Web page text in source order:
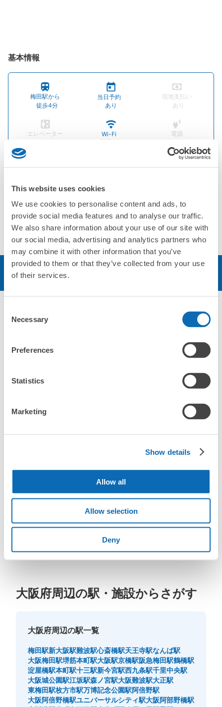
This website uses cookies
We use cookies to personalise content and ads, to
provide social media features and to analyse our traffic.
We also share information about your use of our site with
our social media, advertising and analytics partners who
may combine it with other information that you’ve
provided to them or that they’ve collected from your use
of their services.
Selection
Necessary
Preferences
Statistics
Marketing
Show details
Allow all
Allow selection
Deny
基本情報
梅田駅から
徒歩4分
当日予約
あり
現地支払い
あり
エレベーター
Wi-Fi
利用可能
電源
店舗情報
ソーシャルリンク
エリア
北海道・東北エリア
関東エリア
中部エリア
愛知県
和歌山県
広島県 山口県
四国エリア
九州・沖縄エリア
大阪府周辺の駅・施設からさがす
大阪府周辺の駅一覧
梅田駅新大阪駅難波駅心斎橋駅天王寺駅なんば駅
大阪梅田駅堺筋本町駅大阪駅京橋駅阪急梅田駅鶴橋駅
淀屋橋駅本町駅十三駅新今宮駅西九条駅千里中央駅
大阪城公園駅江坂駅森ノ宮駅大阪難波駅大正駅
東梅田駅枚方市駅万博記念公園駅阿倍野駅
大阪阿倍野橋駅ユニバーサルシティ駅大阪阿部野橋駅